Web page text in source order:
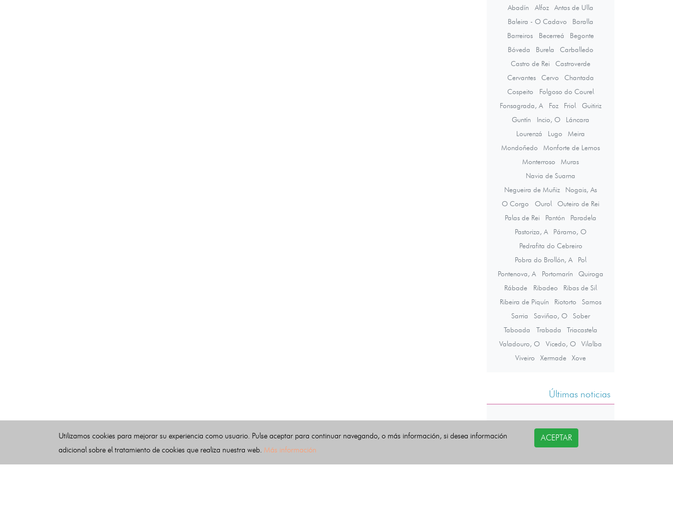
Abadín Alfoz
Antas de Ulla
Baleira - O Cadavo
Baralla
Barreiros
Becerreá
Begonte
Bóveda
Burela
Carballedo
Castro de Rei
Castroverde
Cervantes
Cervo
Chantada
Cospeito
Folgoso do Courel
Fonsagrada, A
Foz Friol
Guitiriz
Guntín
Incio, O
Láncara
Lourenzá
Lugo
Meira
Mondoñedo
Monforte de Lemos
Monterroso
Muras
Navia de Suarna
Negueira de Muñiz
Nogais, As
O Corgo
Ourol
Outeiro de Rei
Palas de Rei
Pantón
Paradela
Pastoriza, A
Páramo, O
Pedrafita do Cebreiro
Pobra do Brollón, A
Pol
Pontenova, A
Portomarín
Quiroga
Rábade
Ribadeo
Ribas de Sil
Ribeira de Piquín
Riotorto
Samos
Sarria
Saviñao, O
Sober
Taboada
Trabada
Triacastela
Valadouro, O
Vicedo, O
Vilalba
Viveiro
Xermade Xove
Últimas noticias
Utilizamos cookies para mejorar su experiencia como usuario. Pulse aceptar para continuar navegando, o más información, si desea información
adicional sobre el tratamiento de cookies que realiza nuestra web. Más información
ACEPTAR